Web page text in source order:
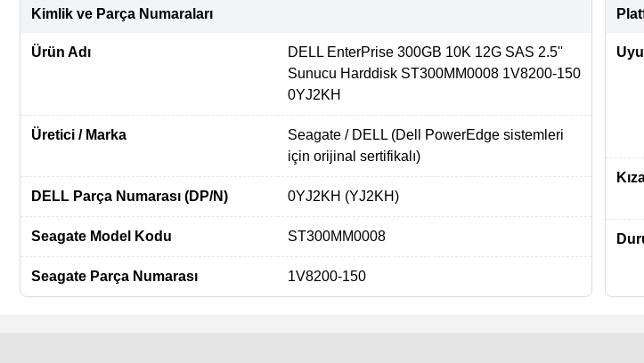
Kimlik ve Parça Numaraları
Ürün Adı
DELL EnterPrise 300GB 10K 12G SAS 2.5''
Sunucu Harddisk ST300MM0008 1V8200-150
0YJ2KH
Üretici / Marka
Seagate / DELL (Dell PowerEdge sistemleri
için orijinal sertifikalı)
DELL Parça Numarası (DP/N) 0YJ2KH (YJ2KH)
Seagate Model Kodu ST300MM0008
Seagate Parça Numarası 1V8200-150